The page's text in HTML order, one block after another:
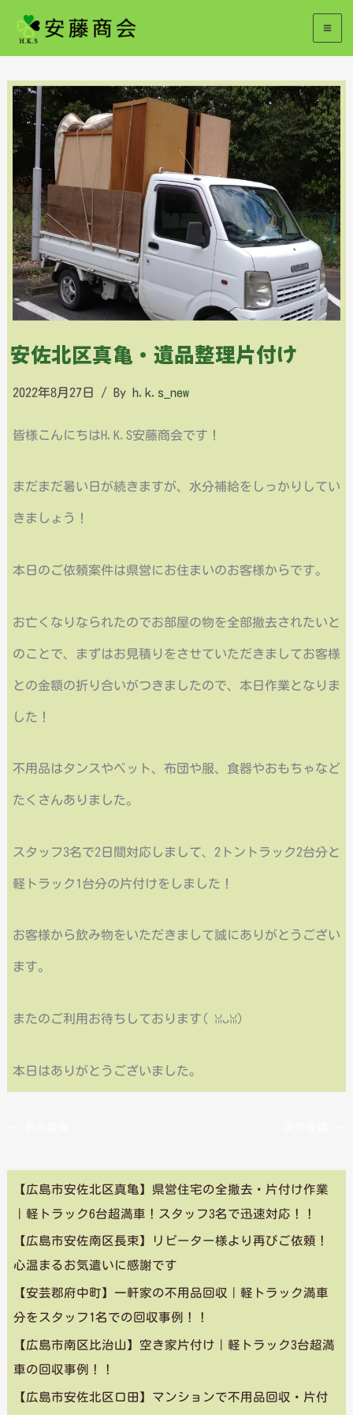
を
【広島市安佐北区真亀】県営住宅の全撤去・片付け作業
｜軽トラック6台超満車！スタッフ3名で迅速対応！！
【広島市安佐南区長束】リピーター様より再びご依頼！
心温まるお気遣いに感謝です
【安芸郡府中町】一軒家の不用品回収｜軽トラック満車
分をスタッフ1名での回収事例！！
【広島市南区比治山】空き家片付け｜軽トラック3台超満
車の回収事例！！
【広島市安佐北区口田】マンションで不用品回収・片付
安佐北区真亀・遺品整理片付け
2022年8月27日 / By h.k.s_new
皆様こんにちはH.K.S安藤商会です！
まだまだ暑い日が続きますが、水分補給をしっかりしてい
きましょう！
本日のご依頼案件は県営にお住まいのお客様からです。
お亡くなりなられたのでお部屋の物を全部撤去されたいと
のことで、まずはお見積りをさせていただきましてお客様
との金額の折り合いがつきましたので、本日作業となりま
した！
不用品はタンスやベット、布団や服、食器やおもちゃなど
たくさんありました。
スタッフ3名で2日間対応しまして、2トントラック2台分と
軽トラック1台分の片付けをしました！
お客様から飲み物をいただきまして誠にありがとうござい
ます。
またのご利用お待ちしております( ꈍᴗꈍ)
本日はありがとうございました。